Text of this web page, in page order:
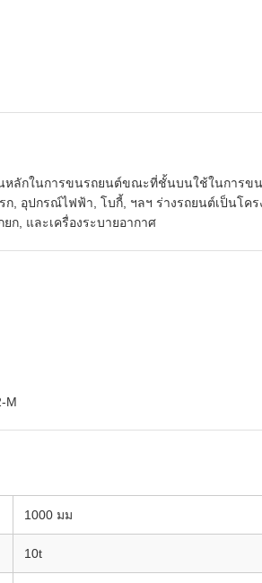
นหลักในการขนรถยนต์ขณะที่ชั้นบนใช้ในการข
, อุปกรณ์ไฟฟ้า, โบกี้, ฯลฯ ร่างรถยนต์เป็นโคร
ก, และเครื่องระบายอากาศ
M
1000 มม
10t